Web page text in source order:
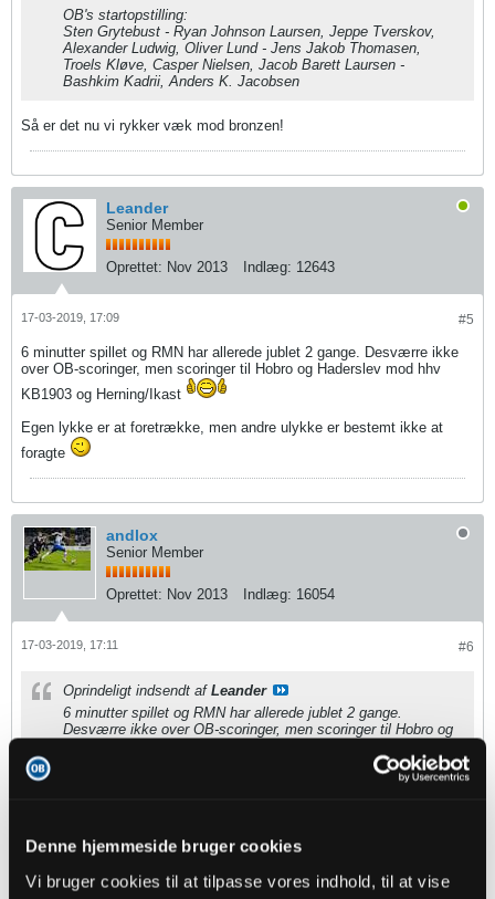
Denne hjemmeside bruger cookies
Vi bruger cookies til at tilpasse vores indhold, til at vise
OB's startopstilling:
Sten Grytebust - Ryan Johnson Laursen, Jeppe Tverskov,
Alexander Ludwig, Oliver Lund - Jens Jakob Thomasen,
Troels Kløve, Casper Nielsen, Jacob Barett Laursen -
Bashkim Kadrii, Anders K. Jacobsen
Så er det nu vi rykker væk mod bronzen!
Leander
Senior Member
Oprettet: Nov 2013 Indlæg: 12643
#5
17-03-2019, 17:09
6 minutter spillet og RMN har allerede jublet 2 gange. Desværre ikke
over OB-scoringer, men scoringer til Hobro og Haderslev mod hhv
KB1903 og Herning/Ikast
Egen lykke er at foretrække, men andre ulykke er bestemt ikke at
foragte
andlox
Senior Member
Oprettet: Nov 2013 Indlæg: 16054
#6
17-03-2019, 17:11
Oprindeligt indsendt af Leander
6 minutter spillet og RMN har allerede jublet 2 gange.
Desværre ikke over OB-scoringer, men scoringer til Hobro og
Egen lykke er at foretrække, men andre ulykke er bestemt
...og begge er det bedste.